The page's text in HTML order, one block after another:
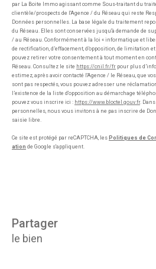
par La Boite Immo agissant comme Sous-traitant du
clientèle/prospects de l'Agence / du Réseau qui reste
Données personnelles. La base légale du traitement
du Réseau. Elles sont conservées jusqu'à demande de
/ au Réseau. Conformément à la loi « informatique et
de rectification, d’effacement, d’opposition, de limitation
pouvez retirer votre consentement à tout moment en
Réseau. Consultez le site https://cnil.fr/fr pour plus
estimez, après avoir contacté l'Agence / le Réseau, que
sont pas respectés, vous pouvez adresser une
l’existence de la liste d'opposition au démarchage
pouvez vous inscrire ici : https://www.bloctel.gouv.fr.
personnelles, nous vous invitons à ne pas inscrire de
saisie libre.
Ce site est protégé par reCAPTCHA, les Politiques de
ation de Google s'appliquent.
partager
le bien